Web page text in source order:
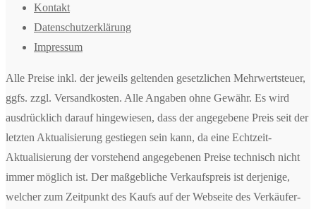
Kontakt
Datenschutzerklärung
Impressum
Alle Preise inkl. der jeweils geltenden gesetzlichen Mehrwertsteuer,
ggfs. zzgl. Versandkosten. Alle Angaben ohne Gewähr. Es wird
ausdrücklich darauf hingewiesen, dass der angegebene Preis seit der
letzten Aktualisierung gestiegen sein kann, da eine Echtzeit-
Aktualisierung der vorstehend angegebenen Preise technisch nicht
immer möglich ist. Der maßgebliche Verkaufspreis ist derjenige,
welcher zum Zeitpunkt des Kaufs auf der Webseite des Verkäufer-